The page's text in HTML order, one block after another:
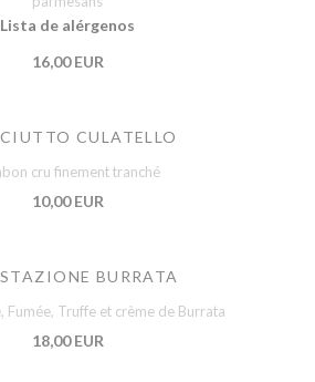
Lista de alérgenos
16,00 EUR
CULATELLO
cru finement tranché
10,00 EUR
BURRATA
Fumée, Truffe et crème de Burrata
18,00 EUR